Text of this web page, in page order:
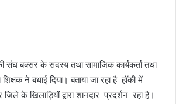
संघ बक्सर के सदस्य तथा सामाजिक कार्यकर्ता तथा
ने बधाई दिया। बताया जा रहा है हॉकी में
के खिलाड़ियों द्वारा शानदार प्रदर्शन रहा है।